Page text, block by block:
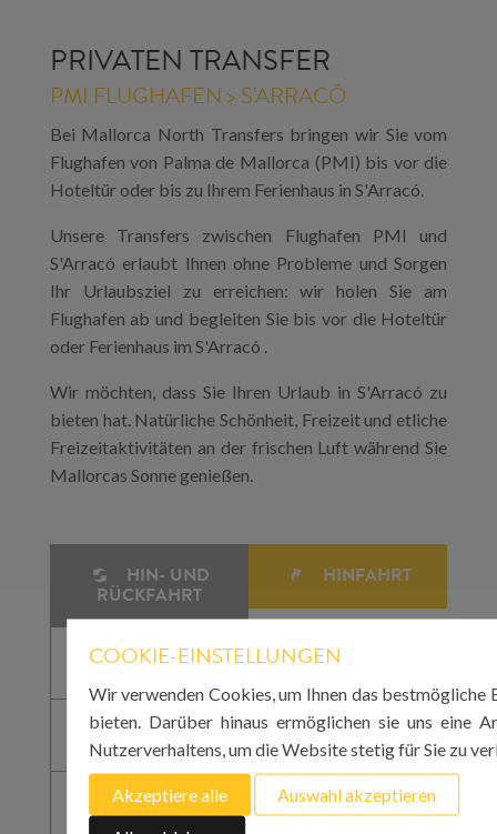
PRIVATEN TRANSFER
PMI FLUGHAFEN > S'ARRACÓ
Bei Mallorca North Transfers bringen wir Sie vom
Flughafen von Palma de Mallorca (PMI) bis vor die
Hoteltür oder bis zu Ihrem Ferienhaus in S'Arracó.
Unsere Transfers zwischen Flughafen PMI und
S'Arracó erlaubt Ihnen ohne Probleme und Sorgen
Ihr Urlaubsziel zu erreichen: wir holen Sie am
Flughafen ab und begleiten Sie bis vor die Hoteltür
oder Ferienhaus im S'Arracó .
Wir möchten, dass Sie Ihren Urlaub in S'Arracó zu
bieten hat. Natürliche Schönheit, Freizeit und etliche
Freizeitaktivitäten an der frischen Luft während Sie
Mallorcas Sonne genießen.
HIN- UND
RÜCKFAHRT
HINFAHRT
COOKIE-EINSTELLUNGEN
Wir verwenden Cookies, um Ihnen das bestmögliche
bieten. Darüber hinaus ermöglichen sie uns eine
Nutzerverhaltens, um die Website stetig für Sie zu
Akzeptiere alle
Auswahl akzeptieren